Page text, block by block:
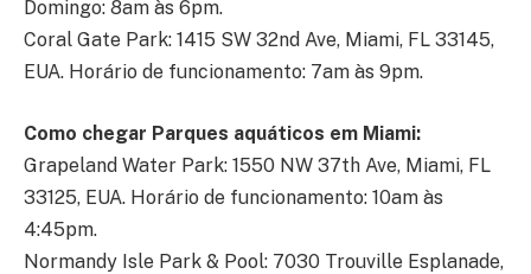
Domingo: 8am às 6pm.
Coral Gate Park: 1415 SW 32nd Ave, Miami, FL 33145,
EUA. Horário de funcionamento: 7am às 9pm.
Como chegar Parques aquáticos em Miami:
Grapeland Water Park: 1550 NW 37th Ave, Miami, FL
33125, EUA. Horário de funcionamento: 10am às
4:45pm.
Normandy Isle Park & Pool: 7030 Trouville Esplanade,